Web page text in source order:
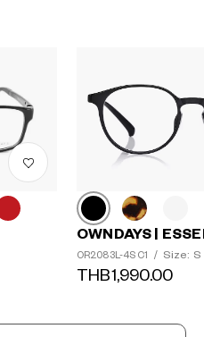
OWNDAYS |
OR2083L-4S C1 / Size: S
THB1,990.00